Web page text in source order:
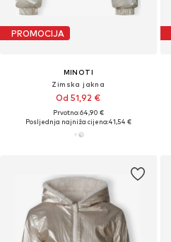
PROMOCIJA
MINOTI
Zimska jakna
Od 51,92 €
Prvotno: 64,90 €
Posljednja najniža cijena:41,54 €